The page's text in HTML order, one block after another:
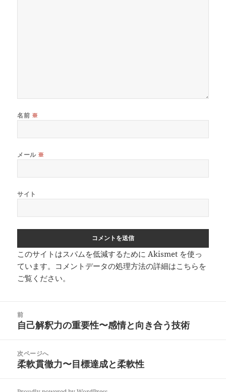
名前 ※
メール ※
サイト
このサイトはスパムを低減するために Akismet を使っ
ています。 コメントデータの処理方法の詳細はこちらを
ご覧ください。
前
前
投
稿:
自己解釈力の重要性〜感情と向き合う技術
次ページへ
次
投
柔軟貫徹力〜目標達成と柔軟性